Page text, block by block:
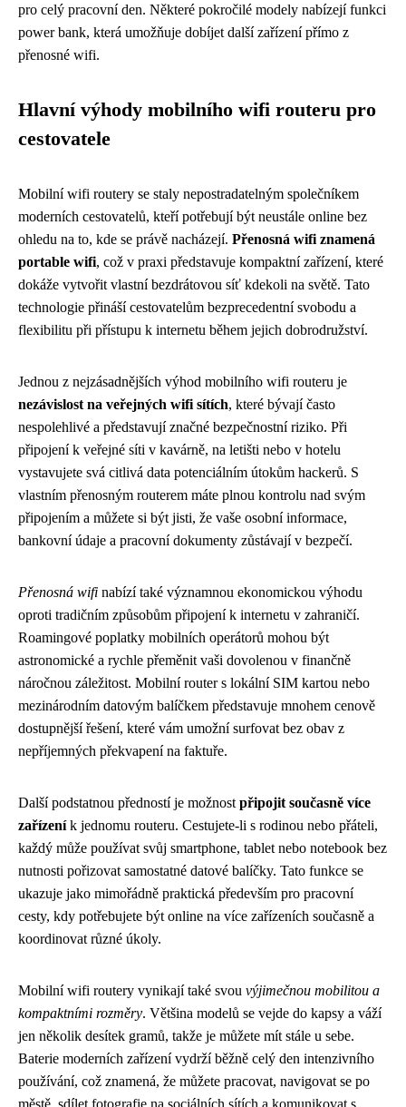
pro celý pracovní den. Některé pokročilé modely nabízejí funkci
power bank, která umožňuje dobíjet další zařízení přímo z
přenosné wifi.
Hlavní výhody mobilního wifi routeru pro
cestovatele
Mobilní wifi routery se staly nepostradatelným společníkem
moderních cestovatelů, kteří potřebují být neustále online bez
ohledu na to, kde se právě nacházejí. Přenosná wifi znamená
portable wifi, což v praxi představuje kompaktní zařízení, které
dokáže vytvořit vlastní bezdrátovou síť kdekoli na světě. Tato
technologie přináší cestovatelům bezprecedentní svobodu a
flexibilitu při přístupu k internetu během jejich dobrodružství.
Jednou z nejzásadnějších výhod mobilního wifi routeru je
nezávislost na veřejných wifi sítích, které bývají často
nespolehlivé a představují značné bezpečnostní riziko. Při
připojení k veřejné síti v kavárně, na letišti nebo v hotelu
vystavujete svá citlivá data potenciálním útokům hackerů. S
vlastním přenosným routerem máte plnou kontrolu nad svým
připojením a můžete si být jisti, že vaše osobní informace,
bankovní údaje a pracovní dokumenty zůstávají v bezpečí.
Přenosná wifi nabízí také významnou ekonomickou výhodu
oproti tradičním způsobům připojení k internetu v zahraničí.
Roamingové poplatky mobilních operátorů mohou být
astronomické a rychle přeměnit vaši dovolenou v finančně
náročnou záležitost. Mobilní router s lokální SIM kartou nebo
mezinárodním datovým balíčkem představuje mnohem cenově
dostupnější řešení, které vám umožní surfovat bez obav z
nepříjemných překvapení na faktuře.
Další podstatnou předností je možnost připojit současně více
zařízeník jednomu routeru. Cestujete-li s rodinou nebo přáteli,
každý může používat svůj smartphone, tablet nebo notebook bez
nutnosti pořizovat samostatné datové balíčky. Tato funkce se
ukazuje jako mimořádně praktická především pro pracovní
cesty, kdy potřebujete být online na více zařízeních současně a
koordinovat různé úkoly.
Mobilní wifi routery vynikají také svou výjimečnou mobilitou a
kompaktními rozměry. Většina modelů se vejde do kapsy a váží
jen několik desítek gramů, takže je můžete mít stále u sebe.
Baterie moderních zařízení vydrží běžně celý den intenzivního
používání, což znamená, že můžete pracovat, navigovat se po
městě, sdílet fotografie na sociálních sítích a komunikovat s